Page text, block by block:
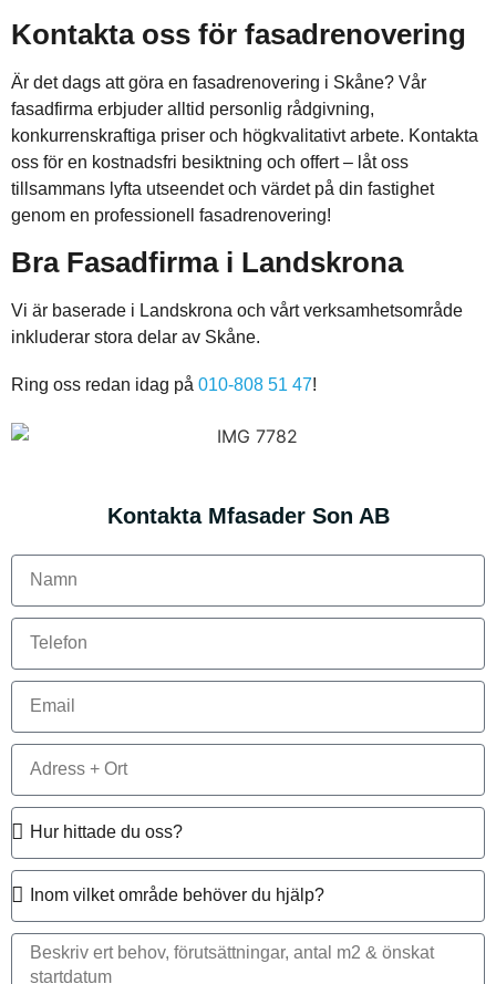
Kontakta oss för fasadrenovering
Är det dags att göra en fasadrenovering i Skåne? Vår
fasadfirma erbjuder alltid personlig rådgivning,
konkurrenskraftiga priser och högkvalitativt arbete. Kontakta
oss för en kostnadsfri besiktning och offert – låt oss
tillsammans lyfta utseendet och värdet på din fastighet
genom en professionell fasadrenovering!
Bra Fasadfirma i Landskrona
Vi är baserade i Landskrona och vårt verksamhetsområde
inkluderar stora delar av Skåne.
Ring oss redan idag på 010-808 51 47!
Kontakta Mfasader Son AB